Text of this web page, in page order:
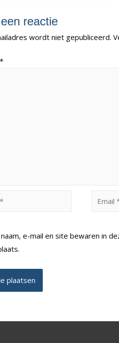
reactie
wordt niet gepubliceerd.
*
naam, e-mail en site bewaren in